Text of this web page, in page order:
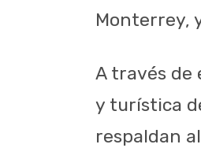
Monterrey,
A través de
y turística
respaldan